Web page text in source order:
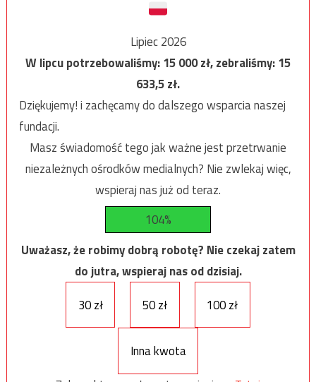
Lipiec 2026
W lipcu potrzebowaliśmy:15 000zł, zebraliśmy:15
633,5zł.
Dziękujemy! i zachęcamy do dalszego wsparcia naszej
fundacji.
Masz świadomość tego jak ważne jest przetrwanie
niezależnych ośrodków medialnych? Nie zwlekaj więc,
wspieraj nas już od teraz.
104%
Uważasz, że robimy dobrą robotę? Nie czekaj zatem
do jutra, wspieraj nas od dzisiaj.
30 zł
50 zł 100 zł
Inna kwota